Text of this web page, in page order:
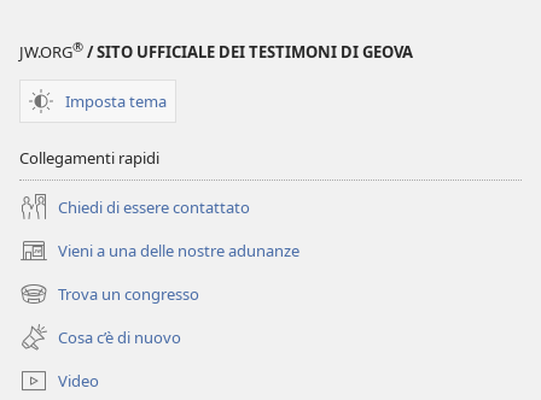
JW.ORG® / SITO UFFICIALE DEI TESTIMONI DI GEOVA
Imposta tema
Collegamenti rapidi
Chiedi di essere contattato
Vieni a una delle nostre adunanze
(apre
una
nuova
finestra)
Trova un congresso
(apre
una
nuova
finestra)
Cosa c’è di nuovo
Video